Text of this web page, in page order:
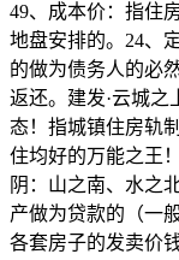
49、成本价：指住
地盘安排的。24、
的做为债务人的必
返还。建发·云城
态！指城镇住房轨
住均好的万能之王
阴：山之南、水之
产做为贷款的（一
各套房子的发卖价